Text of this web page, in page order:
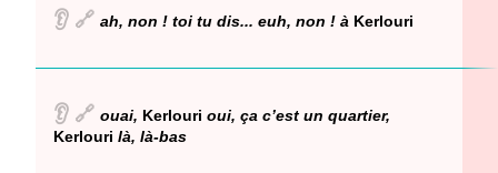
👂 🔗 ah, non ! toi tu dis... euh, non ! à Kerlouri
👂 🔗 ouai, Kerlouri oui, ça c’est un quartier,
Kerlouri là, là-bas